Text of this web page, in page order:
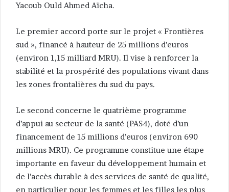
Yacoub Ould Ahmed Aïcha.
Le premier accord porte sur le projet « Frontières
sud », financé à hauteur de 25 millions d’euros
(environ 1,15 milliard MRU). Il vise à renforcer la
stabilité et la prospérité des populations vivant dans
les zones frontalières du sud du pays.
Le second concerne le quatrième programme
d’appui au secteur de la santé (PAS4), doté d’un
financement de 15 millions d’euros (environ 690
millions MRU). Ce programme constitue une étape
importante en faveur du développement humain et
de l’accès durable à des services de santé de qualité,
en particulier pour les femmes et les filles les plus